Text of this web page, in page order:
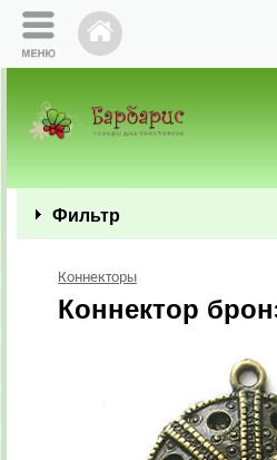
Фильтр
Коннекторы
Коннектор